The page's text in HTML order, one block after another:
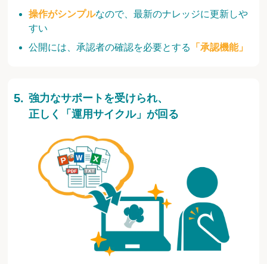
操作がシンプルなので、最新のナレッジに更新しや
すい
公開には、承認者の確認を必要とする
「承認機能」
強力なサポートを受けられ、
正しく「運用サイクル」が回る